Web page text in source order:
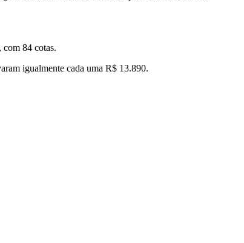
84 cotas.
igualmente cada uma R$ 13.890.